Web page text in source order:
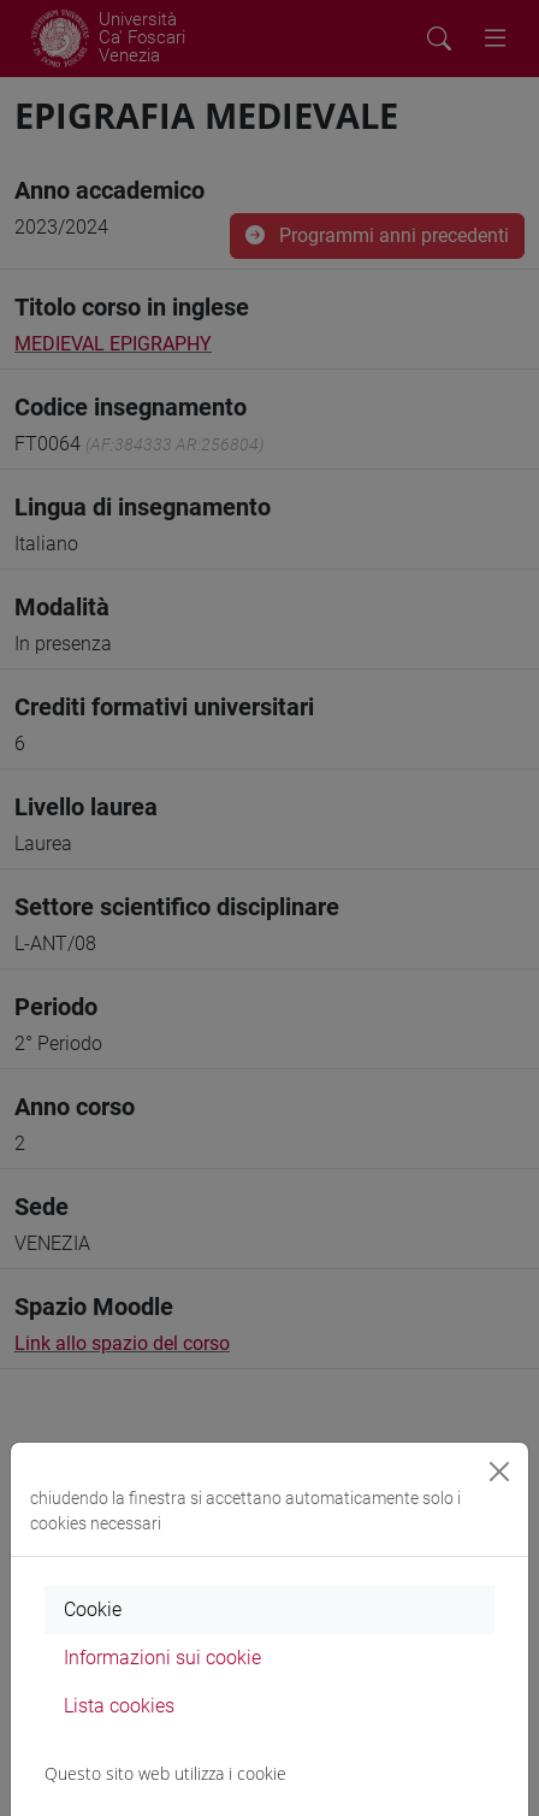
Università
Ca' Foscari
Venezia
EPIGRAFIA MEDIEVALE
Anno accademico
2023/2024 Programmi anni precedenti
Titolo corso in inglese
MEDIEVAL EPIGRAPHY
Codice insegnamento
FT0064 (AF:384333 AR:256804)
Lingua di insegnamento
Italiano
Modalità
In presenza
Crediti formativi universitari
6
Livello laurea
Laurea
Settore scientifico disciplinare
L-ANT/08
Periodo
2° Periodo
Anno corso
2
Sede
VENEZIA
Spazio Moodle
Link allo spazio del corso
Docenti e corsi di laurea
Programma
Docenti
chiudendo la finestra si accettano automaticamente solo i
cookies necessari
Cookie
Informazioni sui cookie
Lista cookies
Questo sito web utilizza i cookie